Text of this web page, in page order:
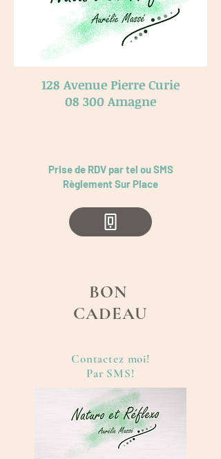
128 Avenue Pierre Curie
​08 300 Amagne
Prise de RDV par tel ou SMS
Règlement Sur Place
BON
CADEAU
Contactez moi!
Par SMS!